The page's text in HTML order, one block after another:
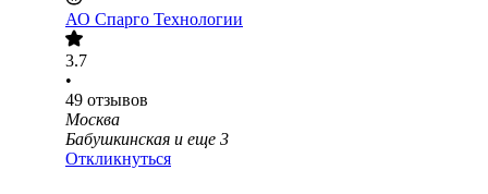
АО Спарго Технологии
3.7
•
49 отзывов
Москва
Бабушкинская и еще 3
Откликнуться